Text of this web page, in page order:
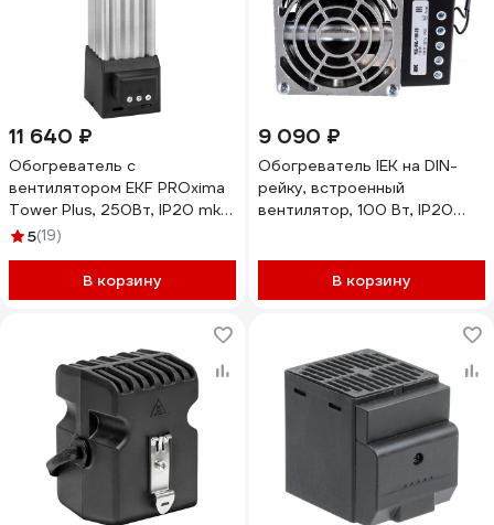
11 640 ₽
Обогреватель с
вентилятором EKF PROxima
Tower Plus, 250Вт, IP20 mk-
heatfan-plus-250
5(19)
В корзину
9 090 ₽
Обогреватель IEK на DIN-
рейку, встроенный
вентилятор, 100 Вт, IP20
В корзину